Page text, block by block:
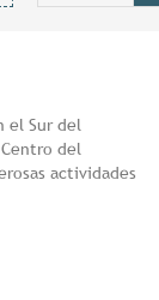
el Sur del
del
actividades